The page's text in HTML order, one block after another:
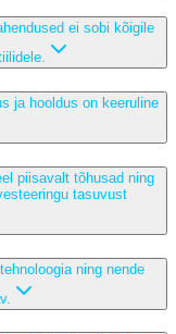
ei sobi kõigile
ja hooldus on keeruline
piisavalt tõhusad ning
tasuvust
ning nende